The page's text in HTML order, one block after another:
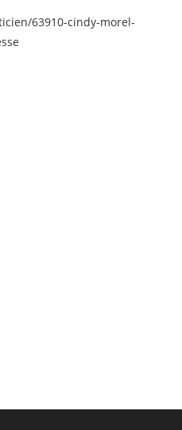
63910-cindy-morel-